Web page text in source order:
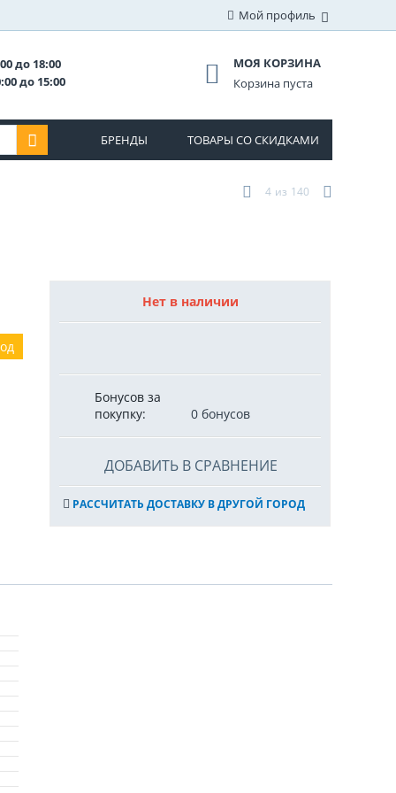
Мой профиль
до 18:00
до 15:00
МОЯ КОРЗИНА
Корзина пуста
БРЕНДЫ ТОВАРЫ СО СКИДКАМИ
4 из 140
Нет в наличии
Бонусов за
покупку:
0 бонусов
ДОБАВИТЬ В СРАВНЕНИЕ
РАССЧИТАТЬ ДОСТАВКУ В ДРУГОЙ ГОРОД